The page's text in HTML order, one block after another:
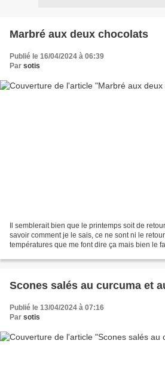
Marbré aux deux chocolats
Publié le 16/04/2024 à 06:39
Par sotis
Il semblerait bien que le printemps soit de
savoir comment je le sais, ce ne sont ni le
températures que me font dire ça mais bien le
Scones salés au curcuma et
Publié le 13/04/2024 à 07:16
Par sotis